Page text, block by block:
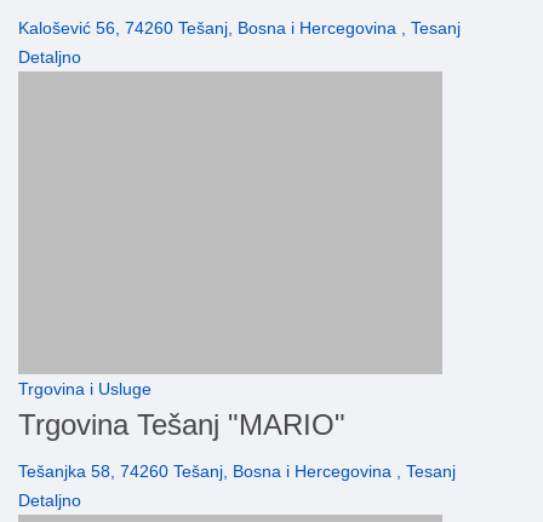
Kalošević 56, 74260 Tešanj, Bosna i Hercegovina , Tesanj
Detaljno
Trgovina i Usluge
Trgovina Tešanj "MARIO"
Tešanjka 58, 74260 Tešanj, Bosna i Hercegovina , Tesanj
Detaljno